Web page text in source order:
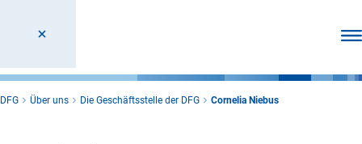
DFG Über uns Die Geschäftsstelle der DFG Cornelia Niebus